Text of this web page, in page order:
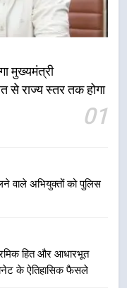
मुख्यमंत्री
से राज्य स्तर तक होगा
01
वाले अभियुक्तों को पुलिस
हित और आधारभूत
के ऐतिहासिक फैसले